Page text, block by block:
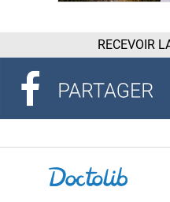
RECEVOIR